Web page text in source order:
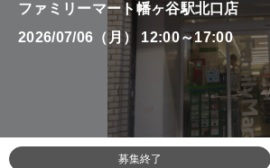
ファミリーマート幡ヶ谷駅北口店
2026/07/06（月） 12:00～17:00
募集終了